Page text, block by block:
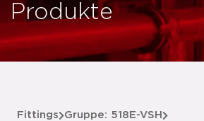
Produkte
Fittings Gruppe: 518E-VSH